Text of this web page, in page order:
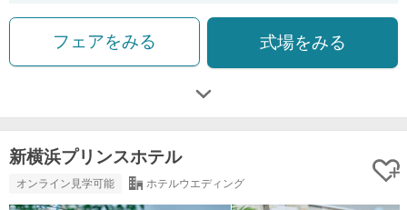
フェアをみる 式場をみる
新横浜プリンスホテル
オンライン見学可能 ホテルウエディング